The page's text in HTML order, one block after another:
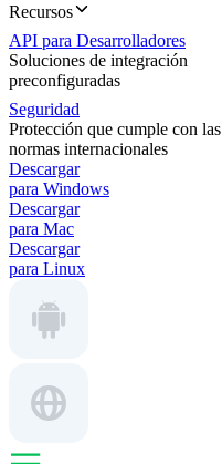
Recursos
API para Desarrolladores
Soluciones de integración
preconfiguradas
Seguridad
Protección que cumple con las
normas internacionales
Descargar
para Windows
Descargar
para Mac
Descargar
para Linux